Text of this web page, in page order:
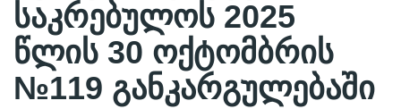
საკრებულოს 2025
წლის 30 ოქტომბრის
№119 განკარგულებაში